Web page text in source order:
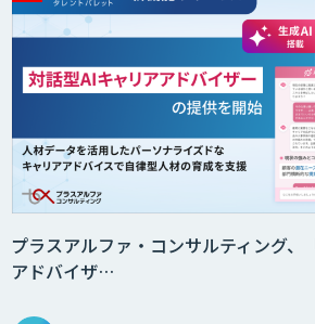
プラスアルファ・コンサルティング、
アドバイザ…